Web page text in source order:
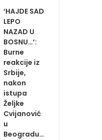
‘HAJDE SAD
LEPO
NAZAD U
BOSNU…’:
Burne
reakcije iz
Srbije,
nakon
istupa
Željke
Cvijanović
u
Beogradu…